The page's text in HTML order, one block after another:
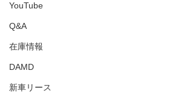
YouTube
Q&A
在庫情報
DAMD
新車リース